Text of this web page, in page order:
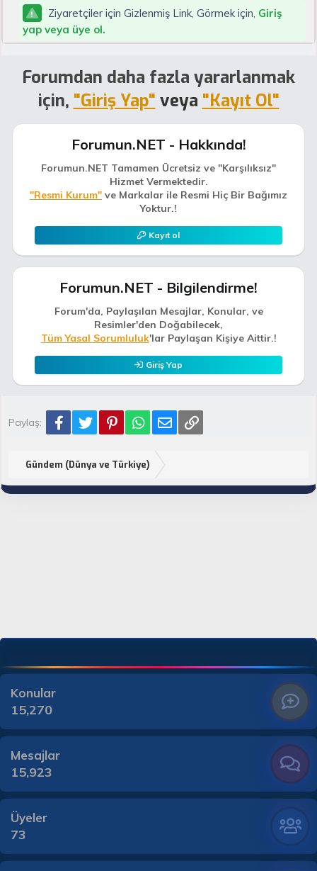
Ziyaretçiler için Gizlenmiş Link, Görmek için, Giriş
yap veya üye ol.
Forumdan daha fazla yararlanmak
için, "Giriş Yap" veya "Kayıt Ol"
Forumun.NET - Hakkında!
Forumun.NET Tamamen Ücretsiz ve "Karşılıksız"
Hizmet Vermektedir.
"Resmi Kurum" ve Markalar ile Resmi Hiç Bir Bağımız
Yoktur.!
Kayıt ol
Forumun.NET - Bilgilendirme!
Forum'da, Paylaşılan Mesajlar, Konular, ve
Resimler'den Doğabilecek,
Tüm Yasal Sorumluluk'lar Paylaşan Kişiye Aittir.!
Giriş Yap
Paylaş: Facebook
Twitter PinterestWhatsApp
E-posta
Gündem (Dünya ve Türkiye)
Konular
15,270
Mesajlar
15,923
Üyeler
73